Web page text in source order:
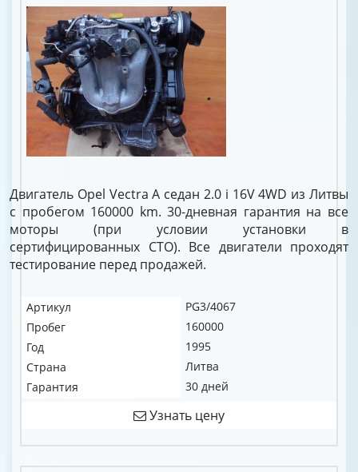
Двигатель Opel Vectra A седан 2.0 i 16V 4WD из Литвы
с пробегом 160000 km. 30-дневная гарантия на все
моторы (при условии установки в
сертифицированных СТО). Все двигатели проходят
тестирование перед продажей.
Артикул
PG3/4067
Пробег
160000
Год
1995
Страна
Литва
Гарантия
30 дней
Узнать цену